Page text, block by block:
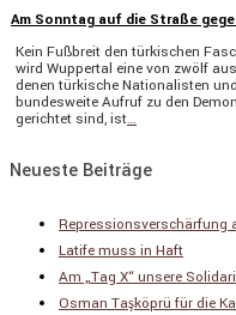
Am Sonntag auf die Straße
Kein Fußbreit den türki­schen
wird Wuppertal eine von zwölf
denen türki­sche Natio­na­listen
bundes­weite Aufruf zu den
gerichtet sind, ist…
Neueste Beiträge
Repressionsverschärfung
Latife muss in Haft
Am „Tag X“ unsere
Osman Taşköprü für die